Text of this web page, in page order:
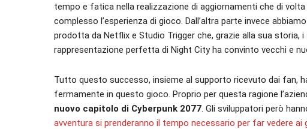
tempo e fatica nella realizzazione di aggiornamenti che di
complesso l’esperienza di gioco. Dall’altra parte invece abbiamo
prodotta da Netflix e Studio Trigger che, grazie alla sua storia,
rappresentazione perfetta di Night City ha convinto vecchi e
Tutto questo successo, insieme al supporto ricevuto dai fan,
fermamente in questo gioco. Proprio per questa ragione
nuovo capitolo di Cyberpunk 2077. Gli sviluppatori però
avventura si prenderanno il tempo necessario per far vedere